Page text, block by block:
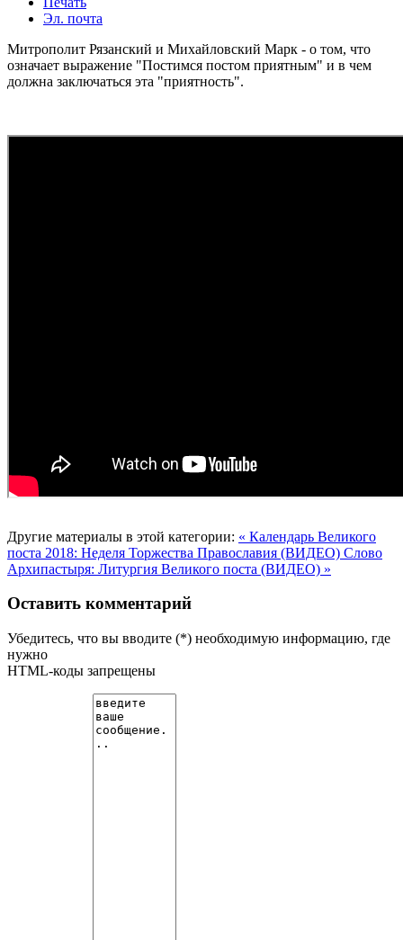
Эл. почта
Митрополит Рязанский и Михайловский Марк - о том, что
означает выражение "Постимся постом приятным" и в чем
должна заключаться эта "приятность".
Другие материалы в этой категории: « Календарь Великого
поста 2018: Неделя Торжества Православия (ВИДЕО) Слово
Архипастыря: Литургия Великого поста (ВИДЕО) »
Оставить комментарий
Убедитесь, что вы вводите (*) необходимую информацию, где
нужно
HTML-коды запрещены